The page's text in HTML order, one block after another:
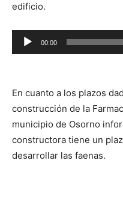
edificio.
Reproductor
de
00:00
En cuanto a los plazos
construcción de la
municipio de Osorno
constructora tiene un
desarrollar las faenas.